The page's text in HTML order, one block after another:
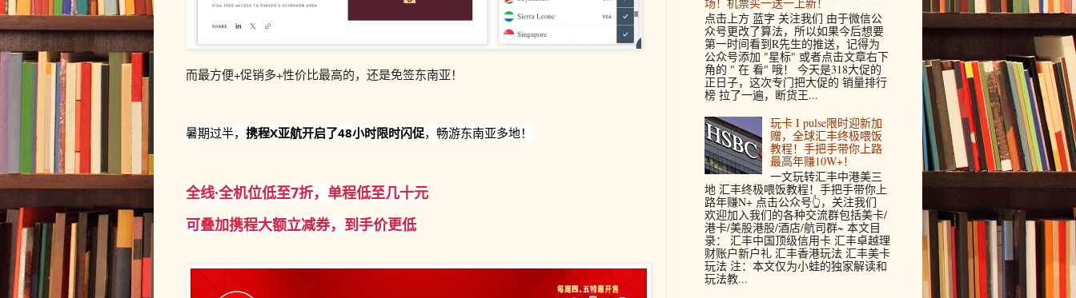
而最方便+促销多+性价比最高的，还是免签东南亚！
暑期过半， 携程X亚航开启了48小时限时闪促，畅游东南亚多地！
全线·全机位低至7折，单程低至几十元
可叠加携程大额立减券，到手价更低
点击上方 蓝字 关注我们 由于微信公
众号更改了算法，所以如果今后想要
第一时间看到R先生的推送，记得为
公众号添加 "星标" 或者点击文章右下
角的 " 在 看" 哦！ 今天是318大促的
正日子，这次专门把大促的 销量排行
榜 拉了一遍，断货王...
玩卡 I pulse限时迎新加
赠，全球汇丰终极喂饭
教程！手把手带你上路
最高年赚10W+！
一文玩转汇丰中港美三
地 汇丰终极喂饭教程！手把手带你上
路年赚N+ 点击公众号👆，关注我们
欢迎加入我们的各种交流群包括美卡/
港卡/美股港股/酒店/航司群~ 本文目
录： 汇丰中国顶级信用卡 汇丰卓越理
财账户新户礼 汇丰香港玩法 汇丰美卡
玩法 注：本文仅为小蛙的独家解读和
玩法教...